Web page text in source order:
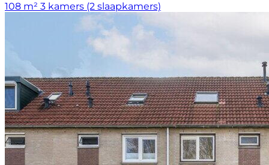
108 m² 3 kamers (2 slaapkamers)